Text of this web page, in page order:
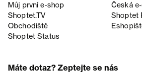
Můj první e-shop
Česká
Shoptet.TV
Shoptet
Obchodiště
Shoptet Status
Máte dotaz? Zeptejte se nás